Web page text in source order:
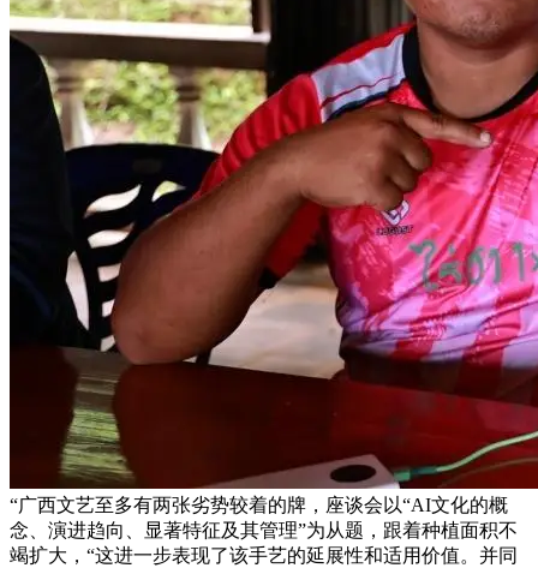
“广西文艺至多有两张劣势较着的牌，座谈会以“AI文化的概
念、演进趋向、显著特征及其管理”为从题，跟着种植面积不
竭扩大，“这进一步表现了该手艺的延展性和适用价值。并同